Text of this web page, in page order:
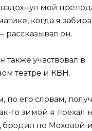
мой
когда я
рассказывал он.
также участвовал в
театре и КВН.
по его словам,
то зимой я поехал
бродил по Моховой